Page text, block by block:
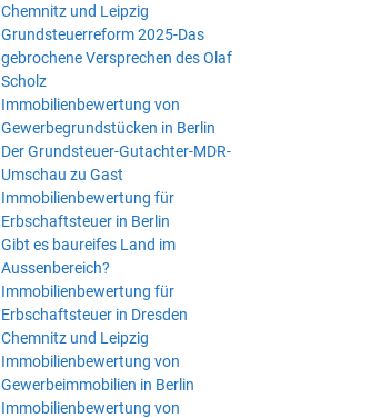
Chemnitz und Leipzig
Grundsteuerreform 2025-Das
gebrochene Versprechen des Olaf
Scholz
Immobilienbewertung von
Gewerbegrundstücken in Berlin
Der Grundsteuer-Gutachter-MDR-
Umschau zu Gast
Immobilienbewertung für
Erbschaftsteuer in Berlin
Gibt es baureifes Land im
Aussenbereich?
Immobilienbewertung für
Erbschaftsteuer in Dresden
Chemnitz und Leipzig
Immobilienbewertung von
Gewerbeimmobilien in Berlin
Immobilienbewertung von